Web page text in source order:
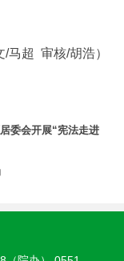
/马超 审核/胡浩）
委会开展“宪法走进